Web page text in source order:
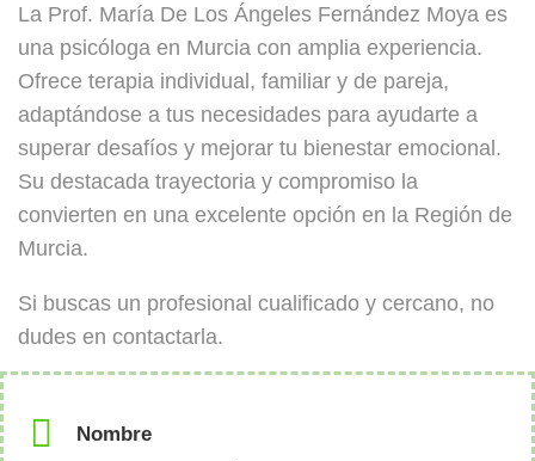
La Prof. María De Los Ángeles Fernández Moya es
una psicóloga en Murcia con amplia experiencia.
Ofrece terapia individual, familiar y de pareja,
adaptándose a tus necesidades para ayudarte a
superar desafíos y mejorar tu bienestar emocional.
Su destacada trayectoria y compromiso la
convierten en una excelente opción en la Región de
Murcia.
Si buscas un profesional cualificado y cercano, no
dudes en contactarla.
Nombre